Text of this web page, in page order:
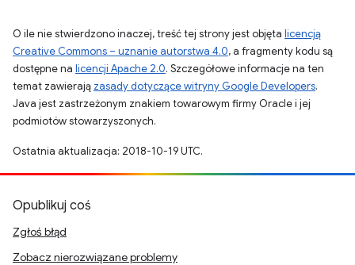
O ile nie stwierdzono inaczej, treść tej strony jest objęta licencją
Creative Commons – uznanie autorstwa 4.0, a fragmenty kodu są
dostępne na licencji Apache 2.0. Szczegółowe informacje na ten
temat zawierają zasady dotyczące witryny Google Developers.
Java jest zastrzeżonym znakiem towarowym firmy Oracle i jej
podmiotów stowarzyszonych.
Ostatnia aktualizacja: 2018-10-19 UTC.
Opublikuj coś
Zgłoś błąd
Zobacz nierozwiązane problemy